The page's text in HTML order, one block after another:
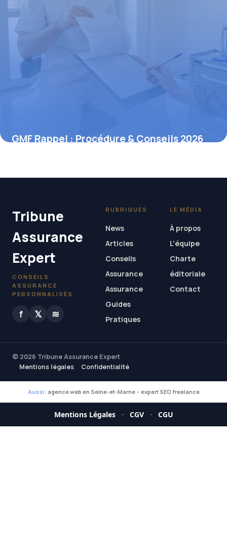
GMF Rappel : Procédure & Conseils 2026
Tribune
Assurance
Expert
CONSEILS
ASSURANCE
PERSONNALISÉS
f 𝕏 ≋
RUBRIQUES
News
Articles
Conseils
Assurance
Assurance
Guides
Pratiques
LE MÉDIA
À propos
L'équipe
Charte
éditoriale
Contact
© 2026 Tribune Assurance Expert
Mentions légales
Confidentialité
Aussi : agence web en Seine-et-Marne• expert SEO freelance
Mentions Légales · CGV · CGU